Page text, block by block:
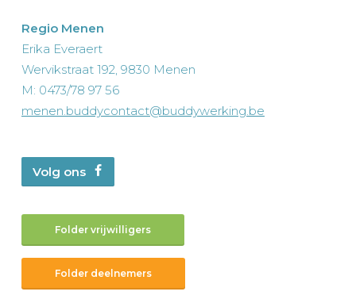
Regio Menen
Erika Everaert
Wervikstraat 192, 9830 Menen
M: 0473/78 97 56
menen.buddycontact@buddywerking.be
Volg ons
Folder vrijwilligers
Folder deelnemers